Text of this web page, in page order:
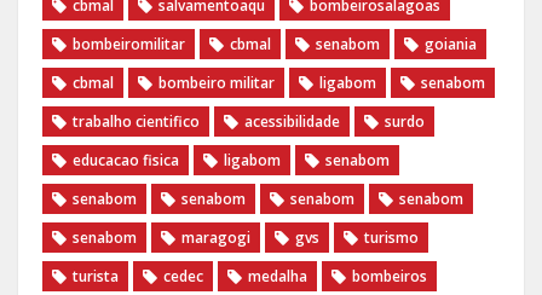
cbmal
salvamentoaqu
bombeirosalagoas
bombeiromilitar
cbmal senabom
goiania
cbmal
bombeiro militar ligabom
senabom
trabalho cientifico
acessibilidade
surdo
educacao fisica
ligabom
senabom
senabom
senabom senabom
senabom
senabom
maragogi gvs
turismo
turista
cedec medalha
bombeiros